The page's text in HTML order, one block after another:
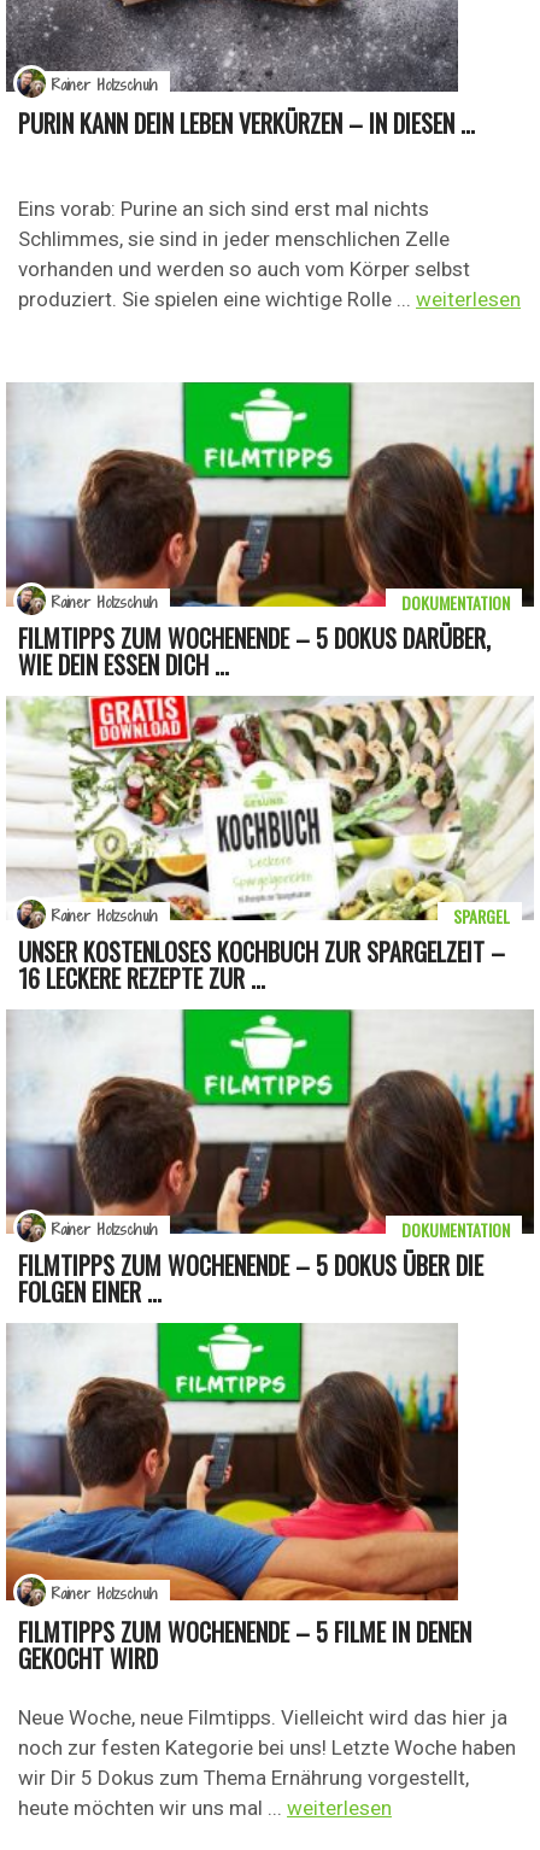
PURIN KANN DEIN LEBEN VERKÜRZEN – IN DIESEN ...
Eins vorab: Purine an sich sind erst mal nichts
Schlimmes, sie sind in jeder menschlichen Zelle
vorhanden und werden so auch vom Körper selbst
produziert. Sie spielen eine wichtige Rolle ... weiterlesen
Rainer Holzschuh
FILMTIPPS ZUM WOCHENENDE – 5 DOKUS DARÜBER,
WIE DEIN ESSEN DICH ...
DOKUMENTATION
Rainer Holzschuh
UNSER KOSTENLOSES KOCHBUCH ZUR SPARGELZEIT –
16 LECKERE REZEPTE ZUR ...
SPARGEL
Rainer Holzschuh
FILMTIPPS ZUM WOCHENENDE – 5 DOKUS ÜBER DIE
FOLGEN EINER ...
DOKUMENTATION
Rainer Holzschuh
FILMTIPPS ZUM WOCHENENDE – 5 FILME IN DENEN
GEKOCHT WIRD
Neue Woche, neue Filmtipps. Vielleicht wird das hier ja
noch zur festen Kategorie bei uns! Letzte Woche haben
wir Dir 5 Dokus zum Thema Ernährung vorgestellt,
heute möchten wir uns mal ... weiterlesen
Rainer Holzschuh